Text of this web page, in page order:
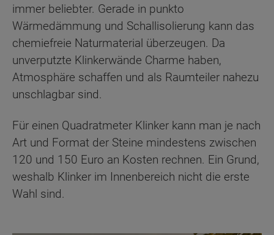
immer beliebter. Gerade in punkto
Wärmedämmung und Schallisolierung kann das
chemiefreie Naturmaterial überzeugen. Da
unverputzte Klinkerwände Charme haben,
Atmosphäre schaffen und als Raumteiler nahezu
unschlagbar sind.
Für einen Quadratmeter Klinker kann man je nach
Art und Format der Steine mindestens zwischen
120 und 150 Euro an Kosten rechnen. Ein Grund,
weshalb Klinker im Innenbereich nicht die erste
Wahl sind.